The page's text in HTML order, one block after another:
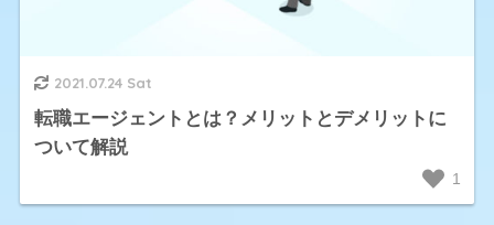
2021.07.24 Sat
転職エージェントとは？メリットとデメリットに
ついて解説
1